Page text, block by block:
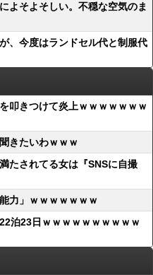
よそよそしい。不穏な空気のま
、今度はランドセル代と制服代
叩きつけて炎上ｗｗｗｗｗｗｗ
きたいわｗｗｗ
たされてる女は『SNSに自撮
力」ｗｗｗｗｗｗｗ
泊23日ｗｗｗｗｗｗｗｗｗｗ